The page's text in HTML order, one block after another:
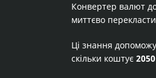
Конвертер валют
миттєво перекласти
Ці знання
скільки коштує